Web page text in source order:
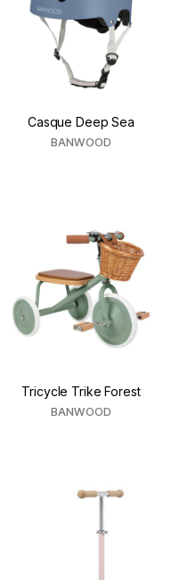
Casque Deep Sea
BANWOOD
Tricycle Trike Forest
BANWOOD